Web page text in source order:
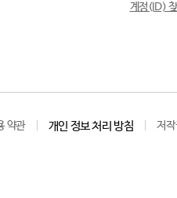
계정(ID)
약관 개인 정보 처리 방침 저